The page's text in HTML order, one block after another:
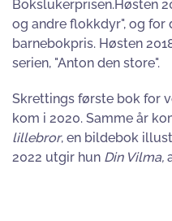
Bokslukerprisen.Høsten
og andre flokkdyr", og for
barnebokpris. Høsten
serien, "Anton den store".
Skrettings første bok for
kom i 2020. Samme år
lillebror, en bildebok
2022 utgir hun Din Vilma,